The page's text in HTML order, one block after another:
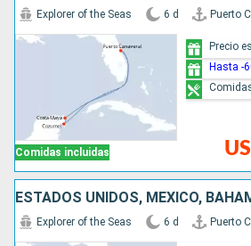
Comidas incluidas
Explorer of the Seas 6 d Puerto
Precio
Hasta -
ESTADOS UNIDOS, MÉXICO,
Explorer of the Seas 6 d Puerto